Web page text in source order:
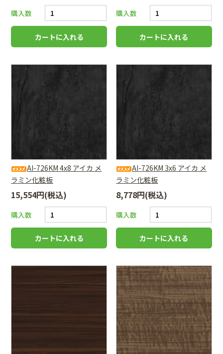
購入数 購入数
AI-726KM 4x8 アイカ メ
ラミン化粧板
15,554円(税込)
購入数
AI-726KM 3x6 アイカ メ
ラミン化粧板
8,778円(税込)
購入数